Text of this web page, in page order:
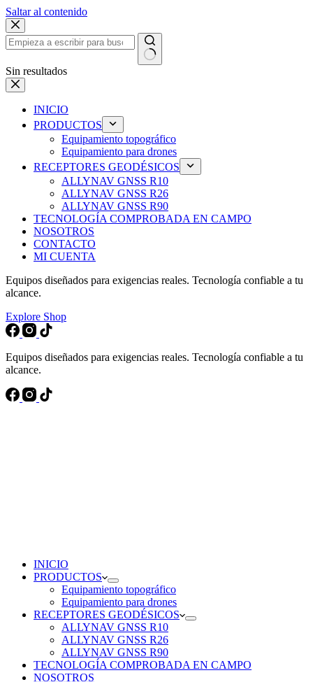
Saltar al contenido
Sin resultados
INICIO
PRODUCTOS
Equipamiento topográfico
Equipamiento para drones
RECEPTORES GEODÉSICOS
ALLYNAV GNSS R10
ALLYNAV GNSS R26
ALLYNAV GNSS R90
TECNOLOGÍA COMPROBADA EN CAMPO
NOSOTROS
CONTACTO
MI CUENTA
Equipos diseñados para exigencias reales. Tecnología confiable a tu
alcance.
Explore Shop
Equipos diseñados para exigencias reales. Tecnología confiable a tu
alcance.
INICIO
PRODUCTOS
Equipamiento topográfico
Equipamiento para drones
RECEPTORES GEODÉSICOS
ALLYNAV GNSS R10
ALLYNAV GNSS R26
ALLYNAV GNSS R90
TECNOLOGÍA COMPROBADA EN CAMPO
NOSOTROS